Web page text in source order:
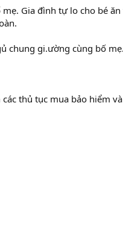
Gia đình tự lo cho bé
chung gi.ường cùng bố mẹ.
thủ tục mua bảo hiểm